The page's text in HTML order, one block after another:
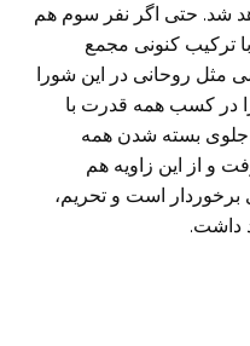
شد. حتی اگر نفر سوم هم
ترکیب کنونی مجمع
مثل روحانی در این شورا
در کسب همه قدرت با
بسته شدن همه
و از این زاویه هم
برخوردار است و تحریم،
داشت.